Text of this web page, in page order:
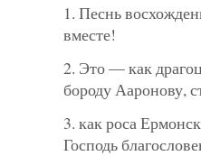
1. Песнь
вместе!
2. Это — как
бороду Ааронову,
3. как роса
Господь